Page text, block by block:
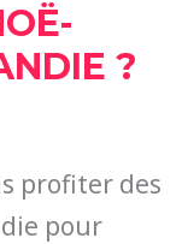
?
profiter des
pour